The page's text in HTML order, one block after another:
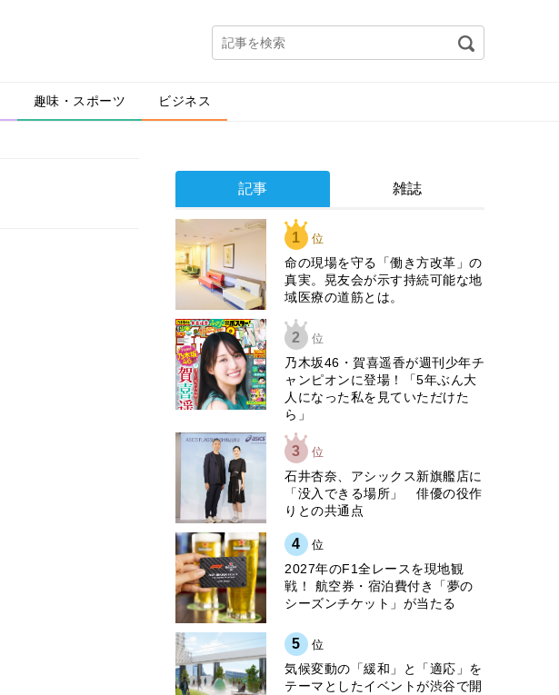
趣味・スポーツ ビジネス
記事 雑誌
1 位
​命の現場を守る「働き方改革」の
真実。晃友会が示す持続可能な地
域医療の道筋とは。
2 位
乃木坂46・賀喜遥香が週刊少年チ
ャンピオンに登場！「5年ぶん大
人になった私を見ていただけた
ら」
3 位
石井杏奈、アシックス新旗艦店に
「没入できる場所」 俳優の役作
りとの共通点
4 位
2027年のF1全レースを現地観
戦！ 航空券・宿泊費付き「夢の
シーズンチケット」が当たる
5 位
気候変動の「緩和」と「適応」を
テーマとしたイベントが渋谷で開